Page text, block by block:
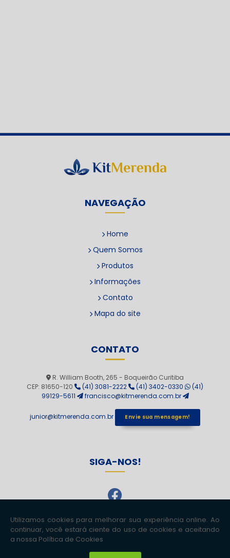
NAVEGAÇÃO
Home
Quem Somos
Produtos
Informações
Contato
Mapa do site
CONTATO
R. William Booth, 265 - Boqueirão Curitiba
CEP: 81650-120
(41) 3081-2222 (41) 3402-0330
(41)
99129-5611
francisco@kitmerenda.com.br
junior@kitmerenda.com.br Envie sua mensagem!
SIGA-NOS!
Copyright © Kit Merenda. (Lei 9610 de 19/02/1998)